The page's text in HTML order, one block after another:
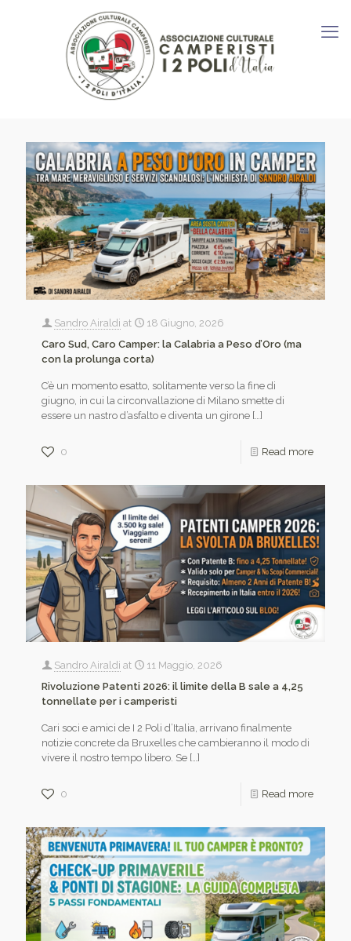
Sandro Airaldi at
18 Giugno, 2026
Caro Sud, Caro Camper: la Calabria a Peso d’Oro (ma
con la prolunga corta)
C’è un momento esatto, solitamente verso la fine di
giugno, in cui la circonvallazione di Milano smette di
essere un nastro d’asfalto e diventa un girone […]
0 Read more
Sandro Airaldi at
11 Maggio, 2026
Rivoluzione Patenti 2026: il limite della B sale a 4,25
tonnellate per i camperisti
Cari soci e amici de I 2 Poli d’Italia, arrivano finalmente
notizie concrete da Bruxelles che cambieranno il modo di
vivere il nostro tempo libero. Se […]
0 Read more